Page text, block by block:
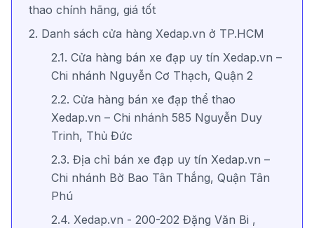
thao chính hãng, giá tốt
2. Danh sách cửa hàng Xedap.vn ở TP.HCM
2.1. Cửa hàng bán xe đạp uy tín Xedap.vn –
Chi nhánh Nguyễn Cơ Thạch, Quận 2
2.2. Cửa hàng bán xe đạp thể thao
Xedap.vn – Chi nhánh 585 Nguyễn Duy
Trinh, Thủ Đức
2.3. Địa chỉ bán xe đạp uy tín Xedap.vn –
Chi nhánh Bờ Bao Tân Thắng, Quận Tân
Phú
2.4. Xedap.vn - 200-202 Đặng Văn Bi ,